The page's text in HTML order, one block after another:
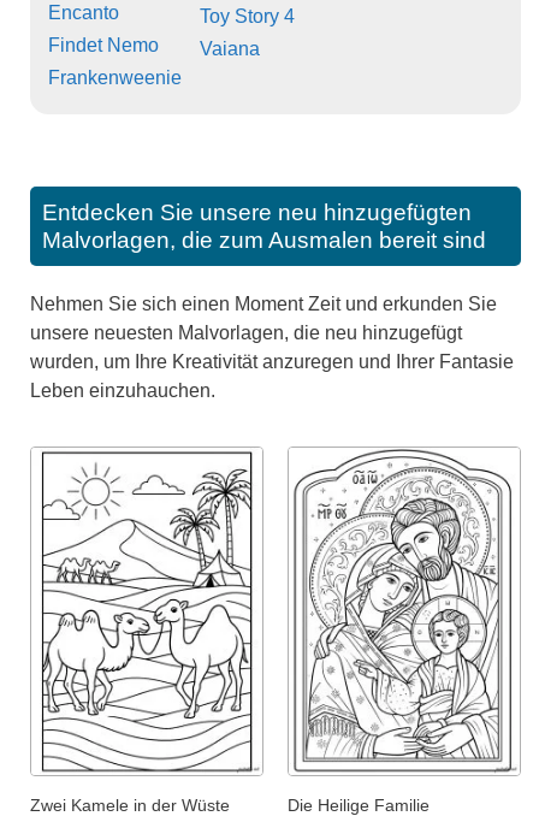
Encanto
Findet Nemo
Frankenweenie
Toy Story 4
Vaiana
Entdecken Sie unsere neu hinzugefügten
Malvorlagen, die zum Ausmalen bereit sind
Nehmen Sie sich einen Moment Zeit und erkunden Sie
unsere neuesten Malvorlagen, die neu hinzugefügt
wurden, um Ihre Kreativität anzuregen und Ihrer Fantasie
Leben einzuhauchen.
Zwei Kamele in der Wüste Die Heilige Familie